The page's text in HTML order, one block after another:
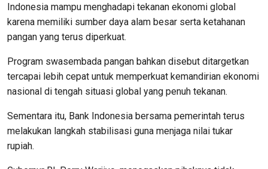
Indonesia mampu menghadapi tekanan ekonomi global
karena memiliki sumber daya alam besar serta ketahanan
pangan yang terus diperkuat.
Program swasembada pangan bahkan disebut ditargetkan
tercapai lebih cepat untuk memperkuat kemandirian ekonomi
nasional di tengah situasi global yang penuh tekanan.
Sementara itu, Bank Indonesia bersama pemerintah terus
melakukan langkah stabilisasi guna menjaga nilai tukar
rupiah.